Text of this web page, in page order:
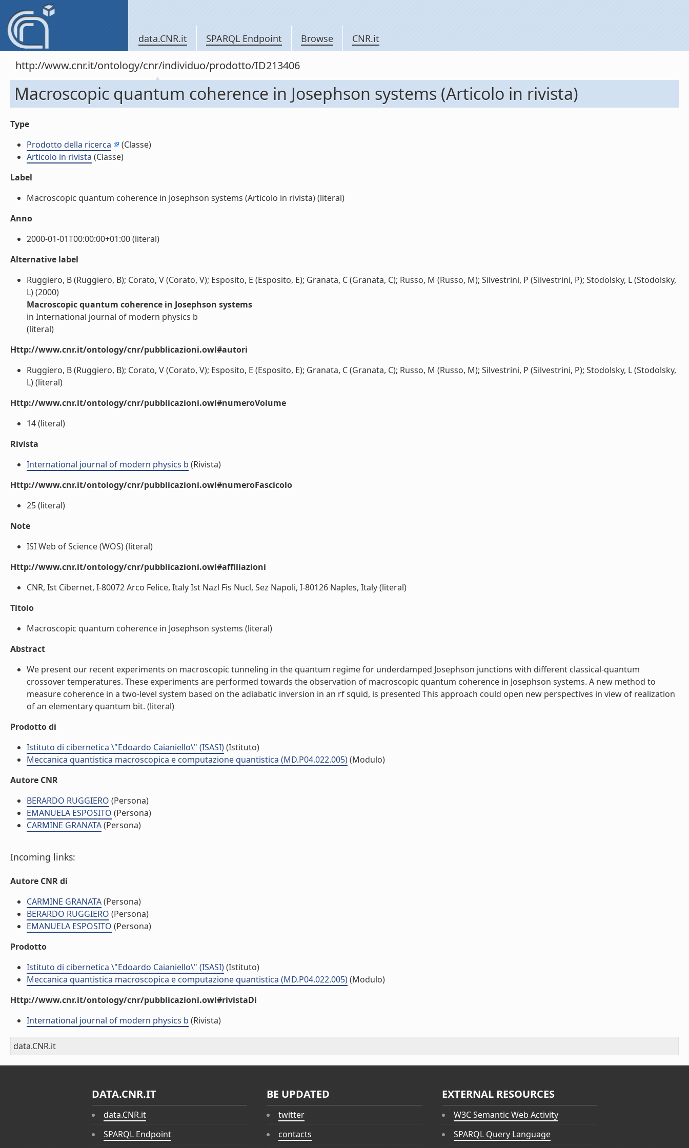
data.CNR.it SPARQL Endpoint Browse CNR.it
http://www.cnr.it/ontology/cnr/individuo/prodotto/ID213406
Macroscopic quantum coherence in Josephson systems (Articolo in rivista)
Type
Prodotto della ricerca
(Classe)
Articolo in rivista (Classe)
Label
Macroscopic quantum coherence in Josephson systems (Articolo in rivista) (literal)
Anno
2000-01-01T00:00:00+01:00 (literal)
Alternative label
Ruggiero, B (Ruggiero, B); Corato, V (Corato, V); Esposito, E (Esposito, E); Granata, C (Granata, C); Russo, M (Russo, M); Silvestrini, P (Silvestrini, P); Stodolsky, L (Stodolsky,
L) (2000)
Macroscopic quantum coherence in Josephson systems
in International journal of modern physics b
(literal)
Http://www.cnr.it/ontology/cnr/pubblicazioni.owl#autori
Ruggiero, B (Ruggiero, B); Corato, V (Corato, V); Esposito, E (Esposito, E); Granata, C (Granata, C); Russo, M (Russo, M); Silvestrini, P (Silvestrini, P); Stodolsky, L (Stodolsky,
L) (literal)
Http://www.cnr.it/ontology/cnr/pubblicazioni.owl#numeroVolume
14 (literal)
Rivista
International journal of modern physics b (Rivista)
Http://www.cnr.it/ontology/cnr/pubblicazioni.owl#numeroFascicolo
25 (literal)
Note
ISI Web of Science (WOS) (literal)
Http://www.cnr.it/ontology/cnr/pubblicazioni.owl#affiliazioni
CNR, Ist Cibernet, I-80072 Arco Felice, Italy Ist Nazl Fis Nucl, Sez Napoli, I-80126 Naples, Italy (literal)
Titolo
Macroscopic quantum coherence in Josephson systems (literal)
Abstract
We present our recent experiments on macroscopic tunneling in the quantum regime for underdamped Josephson junctions with different classical-quantum
crossover temperatures. These experiments are performed towards the observation of macroscopic quantum coherence in Josephson systems. A new method to
measure coherence in a two-level system based on the adiabatic inversion in an rf squid, is presented This approach could open new perspectives in view of realization
of an elementary quantum bit. (literal)
Prodotto di
Istituto di cibernetica \"Edoardo Caianiello\" (ISASI)(Istituto)
Meccanica quantistica macroscopica e computazione quantistica (MD.P04.022.005)(Modulo)
Autore CNR
BERARDO RUGGIERO (Persona)
EMANUELA ESPOSITO (Persona)
CARMINE GRANATA(Persona)
Incoming links:
Autore CNR di
CARMINE GRANATA(Persona)
BERARDO RUGGIERO (Persona)
EMANUELA ESPOSITO (Persona)
Prodotto
Istituto di cibernetica \"Edoardo Caianiello\" (ISASI)(Istituto)
Meccanica quantistica macroscopica e computazione quantistica (MD.P04.022.005)(Modulo)
Http://www.cnr.it/ontology/cnr/pubblicazioni.owl#rivistaDi
International journal of modern physics b (Rivista)
data.CNR.it
DATA.CNR.IT
data.CNR.it
SPARQL Endpoint
BE UPDATED
twitter
contacts
EXTERNAL RESOURCES
W3C Semantic Web Activity
SPARQL Query Language